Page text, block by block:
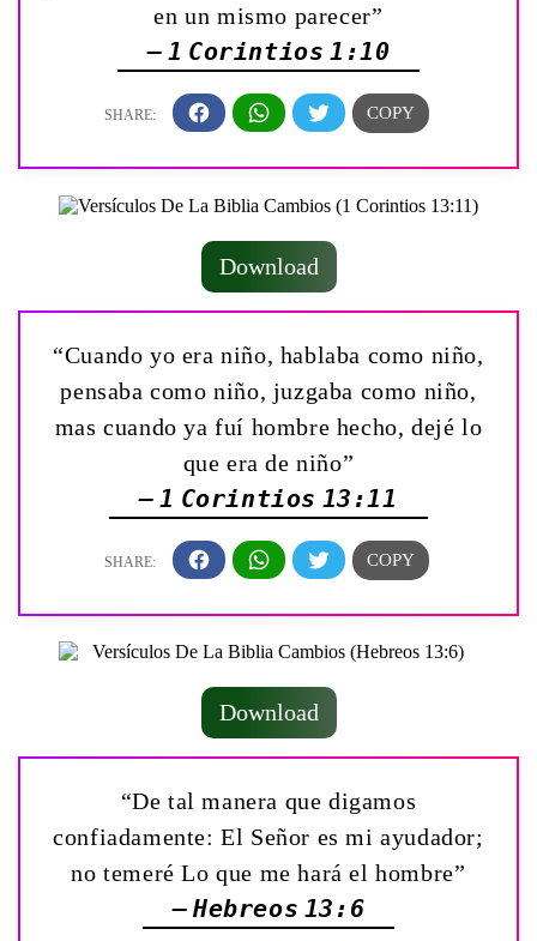
en un mismo parecer”
— 1 Corintios 1:10
Download
“Cuando yo era niño, hablaba como niño,
pensaba como niño, juzgaba como niño,
mas cuando ya fuí hombre hecho, dejé lo
que era de niño”
— 1 Corintios 13:11
Download
“De tal manera que digamos
confiadamente: El Señor es mi ayudador;
no temeré Lo que me hará el hombre”
— Hebreos 13:6